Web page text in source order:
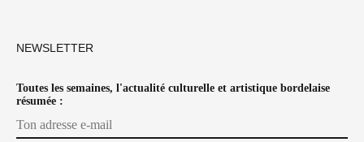
NEWSLETTER
Toutes les semaines, l'actualité culturelle et artistique bordelaise
résumée :